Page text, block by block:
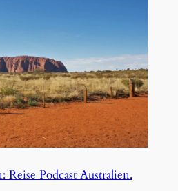
Reise Podcast Australien.